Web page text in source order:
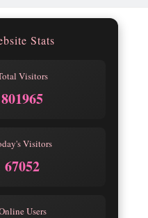
Stats
Visitors
801965
Visitors
67052
Users